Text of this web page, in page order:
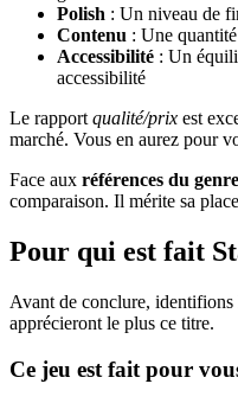
Polish : Un niveau de
Contenu : Une
Accessibilité : Un
accessibilité
Le rapport qualité/prix est
marché. Vous en aurez pour
Face aux références du genre
comparaison. Il mérite sa
Pour qui est fait
Avant de conclure, identifions
apprécieront le plus ce titre.
Ce jeu est fait pour